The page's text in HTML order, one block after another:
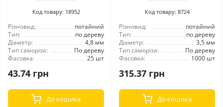
Код товару: 18952
Різновид:
потайний
Тип:
по дереву
Діаметр:
4,8 мм
Тип саморіза:
По дереву
Фасовка:
25 шт
43.74 грн
До кошика
Код товару: 8724
Різновид:
потайний
Тип:
по дереву
Діаметр:
3,5 мм
Тип саморіза:
По дереву
Фасовка:
1000 шт
315.37 грн
До кошика